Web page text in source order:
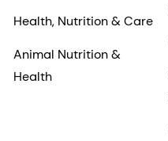
Health, Nutrition & Care
Animal Nutrition &
Health